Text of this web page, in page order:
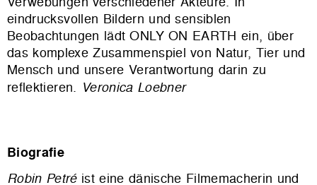
eindrucksvollen Bildern und sensiblen
Beobachtungen lädt ONLY ON EARTH ein, über
das komplexe Zusammenspiel von Natur, Tier und
Mensch und unsere Verantwortung darin zu
reflektieren. Veronica Loebner
Biografie
Robin Petréist eine dänische Filmemacherin und